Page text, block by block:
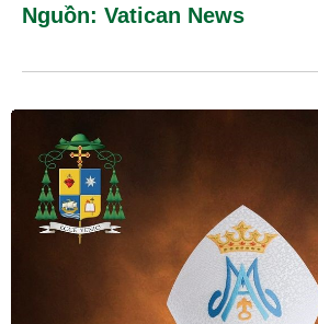
Nguồn: Vatican News